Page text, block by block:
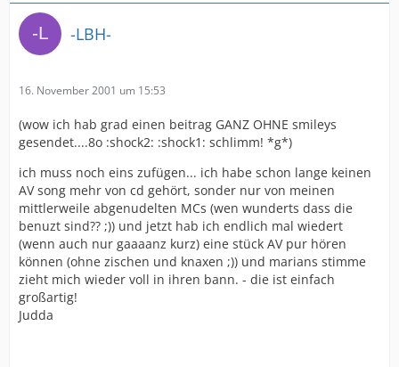
-LBH-
16. November 2001 um 15:53
(wow ich hab grad einen beitrag GANZ OHNE smileys
gesendet....8o :shock2: :shock1: schlimm! *g*)
ich muss noch eins zufügen... ich habe schon lange keinen
AV song mehr von cd gehört, sonder nur von meinen
mittlerweile abgenudelten MCs (wen wunderts dass die
benuzt sind?? ;)) und jetzt hab ich endlich mal wiedert
(wenn auch nur gaaaanz kurz) eine stück AV pur hören
können (ohne zischen und knaxen ;)) und marians stimme
zieht mich wieder voll in ihren bann. - die ist einfach
großartig!
Judda